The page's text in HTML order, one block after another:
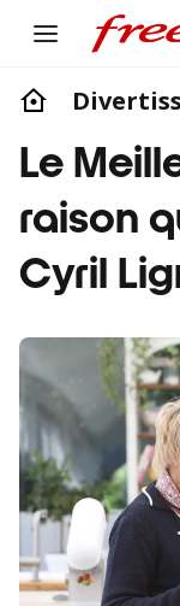
Le
raison
Cyril